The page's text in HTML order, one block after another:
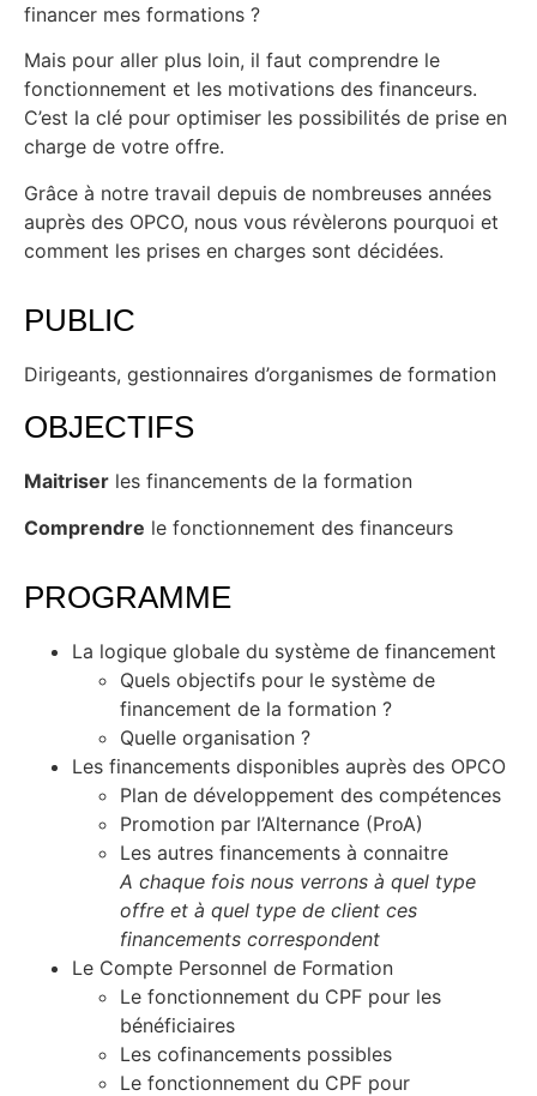
financer mes formations ?
Mais pour aller plus loin, il faut comprendre le
fonctionnement et les motivations des financeurs.
C’est la clé pour optimiser les possibilités de prise en
charge de votre offre.
Grâce à notre travail depuis de nombreuses années
auprès des OPCO, nous vous révèlerons pourquoi et
comment les prises en charges sont décidées.
PUBLIC
Dirigeants, gestionnaires d’organismes de formation
OBJECTIFS
Maitriser les financements de la formation
Comprendre le fonctionnement des financeurs
PROGRAMME
La logique globale du système de financement
Quels objectifs pour le système de
financement de la formation ?
Quelle organisation ?
Les financements disponibles auprès des OPCO
Plan de développement des compétences
Promotion par l’Alternance (ProA)
Les autres financements à connaitre
A chaque fois nous verrons à quel type
offre et à quel type de client ces
financements correspondent
Le Compte Personnel de Formation
Le fonctionnement du CPF pour les
bénéficiaires
Les cofinancements possibles
Le fonctionnement du CPF pour